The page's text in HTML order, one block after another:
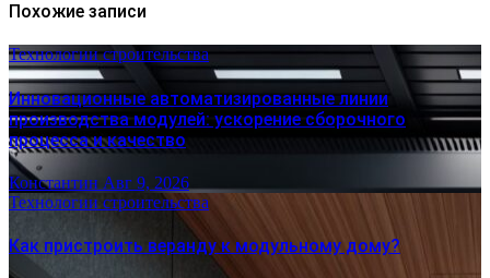
Похожие записи
Технологии строительства
Инновационные автоматизированные линии
производства модулей: ускорение сборочного
процесса и качество
Константин Авг 9, 2026
Технологии строительства
Как пристроить веранду к модульному дому?